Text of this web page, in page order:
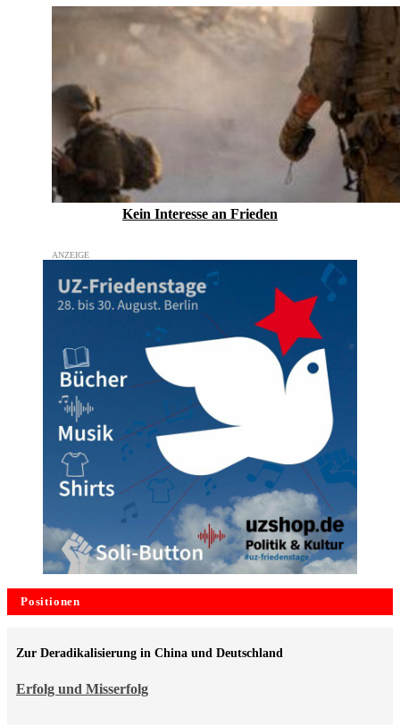
Kein Inte­resse an Frieden
Positionen
Erfolg und Misserfolg
Zur Deradikalisierung in China und Deutschland